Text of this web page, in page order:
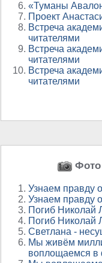
«Туманы
Проект
Встреча
читателями
Встреча
читателями
Встреча
читателями
Фото
Узнаем правду
Узнаем правду
Погиб Николай
Погиб Николай
Светлана -
Мы живём
воплощаемся в